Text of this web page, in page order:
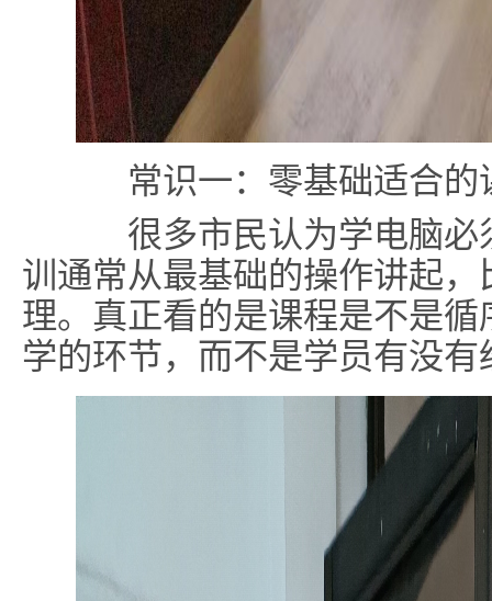
常识一：零基础适合的
很多市民认为学电脑必
训通常从最基础的操作讲起
理。真正看的是课程是不是
学的环节，而不是学员有没有